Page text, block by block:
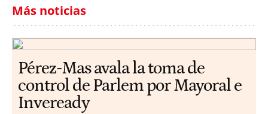
Más noticias
Pérez-Mas avala la toma de
control de Parlem por Mayoral e
Inveready